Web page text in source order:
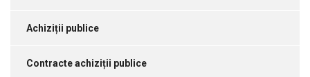
Achiziții publice
Contracte achiziții publice